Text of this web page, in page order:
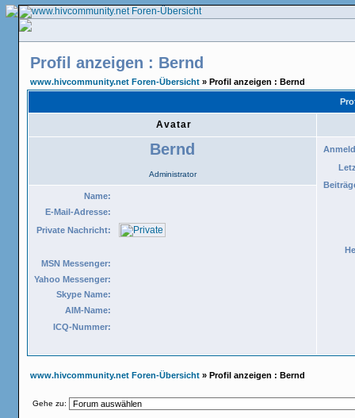
Profil anzeigen : Bernd
www.hivcommunity.net Foren-Übersicht » Profil anzeigen : Bernd
Avatar
Bernd
Administrator
Name:
E-Mail-Adresse:
Private Nachricht:
MSN Messenger:
Yahoo Messenger:
Skype Name:
AIM-Name:
ICQ-Nummer:
www.hivcommunity.net Foren-Übersicht » Profil anzeigen : Bernd
Gehe zu: